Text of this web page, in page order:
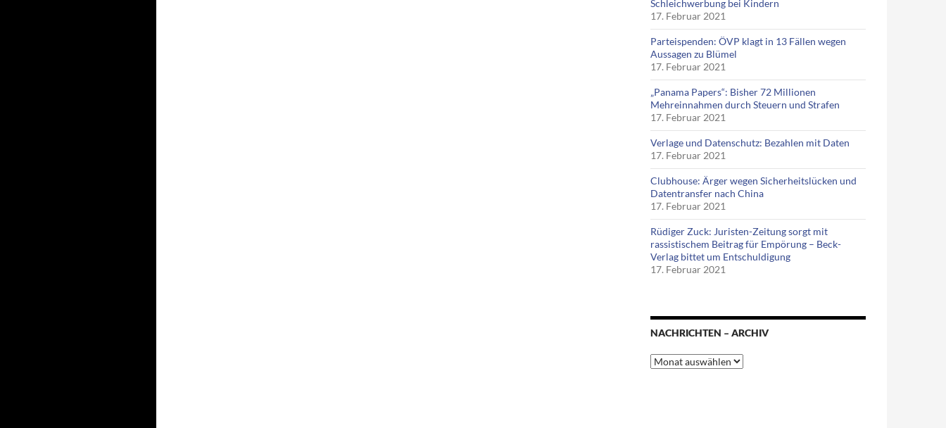
Schleichwerbung bei Kindern
17. Februar 2021
Parteispenden: ÖVP klagt in 13 Fällen wegen
Aussagen zu Blümel
17. Februar 2021
„Panama Papers“: Bisher 72 Millionen
Mehreinnahmen durch Steuern und Strafen
17. Februar 2021
Verlage und Datenschutz: Bezahlen mit Daten
17. Februar 2021
Clubhouse: Ärger wegen Sicherheitslücken und
Datentransfer nach China
17. Februar 2021
Rüdiger Zuck: Juristen-Zeitung sorgt mit
rassistischem Beitrag für Empörung – Beck-
Verlag bittet um Entschuldigung
17. Februar 2021
NACHRICHTEN – ARCHIV
Nachrichten
–